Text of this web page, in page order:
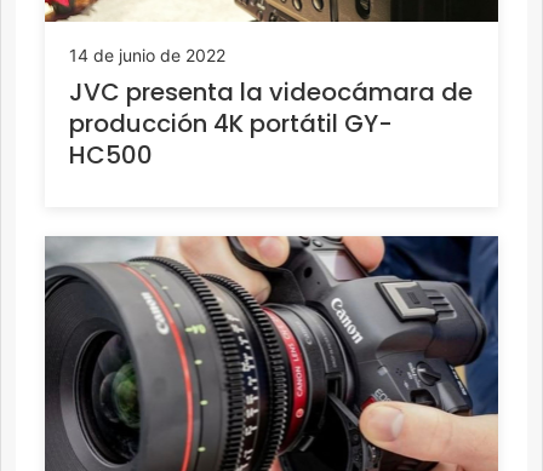
14 de junio de 2022
JVC presenta la videocámara de
producción 4K portátil GY-
HC500